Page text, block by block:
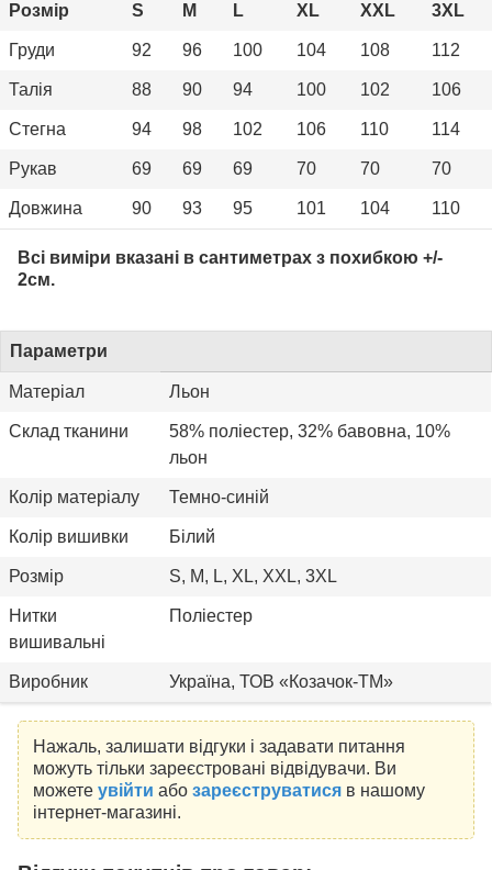
Розмір S M L XL XXL 3XL
Груди 92 96 100 104 108 112
Талія 88 90 94 100 102 106
Стегна 94 98 102 106 110 114
Рукав 69 69 69 70 70 70
Довжина 90 93 95 101 104 110
Всі виміри вказані в сантиметрах з похибкою +/-
2см.
Параметри
Матеріал Льон
Склад тканини
58% поліестер, 32% бавовна, 10%
льон
Колір матеріалу Темно-синій
Колір вишивки Білий
Розмір S, M, L, XL, XXL, 3XL
Нитки
вишивальні
Поліестер
Виробник Україна, ТОВ «Козачок-ТМ»
Нажаль, залишати відгуки і задавати питання
можуть тільки зареєстровані відвідувачи. Ви
можете увійти або зареєструватисяв нашому
інтернет-магазині.